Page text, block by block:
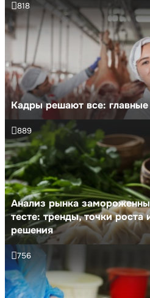
Кадры решают все:
818
Анализ рынка
тесте: тренды, точки роста
решения
889
756